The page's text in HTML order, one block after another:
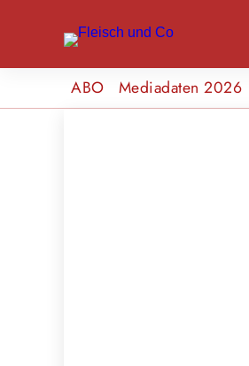
ABO Mediadaten 2026